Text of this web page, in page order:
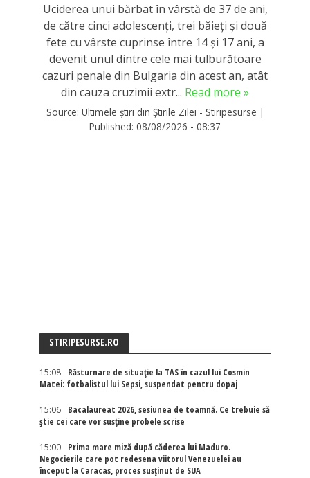
Uciderea unui bărbat în vârstă de 37 de ani,
de către cinci adolescenţi, trei băieţi şi două
fete cu vârste cuprinse între 14 şi 17 ani, a
devenit unul dintre cele mai tulburătoare
cazuri penale din Bulgaria din acest an, atât
din cauza cruzimii extr... Read more »
Source: Ultimele știri din Știrile Zilei - Stiripesurse |
Published: 08/08/2026 - 08:37
STIRIPESURSE.RO
15:08
Răsturnare de situație la TAS în cazul lui Cosmin
Matei: fotbalistul lui Sepsi, suspendat pentru dopaj
15:06
Bacalaureat 2026, sesiunea de toamnă. Ce trebuie să
știe cei care vor susține probele scrise
15:00
Prima mare miză după căderea lui Maduro.
Negocierile care pot redesena viitorul Venezuelei au
început la Caracas, proces susținut de SUA